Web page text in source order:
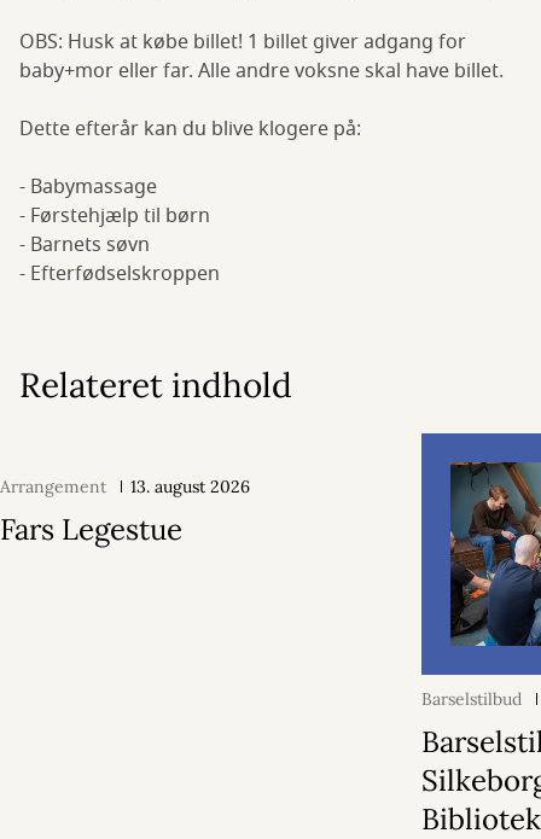
OBS: Husk at købe billet! 1 billet giver adgang for
baby+mor eller far. Alle andre voksne skal have billet.
Dette efterår kan du blive klogere på:
- Babymassage
- Førstehjælp til børn
- Barnets søvn
- Efterfødselskroppen
Relateret indhold
Arrangement 13. august 2026
Fars Legestue
Barselstilbud